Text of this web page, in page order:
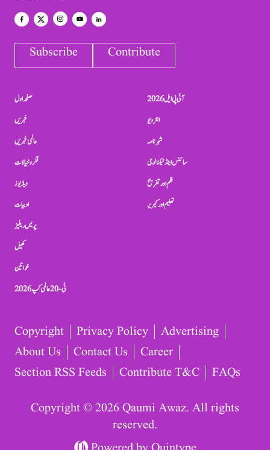
Subscribe Contribute
صفحہ اول
خبریں
عالمی خبریں
فکر و خیالات
ویڈیوز
ادبیات
پریس ریلیز
کھیل
خواتین
ٹی-20 عالمی کپ 2026
آئی پی ایل 2026
انٹرویو
شہرنامہ
سائنس اینڈ ٹیکنالوجی
فلم اور تفریح
تعلیم اور کیریر
Copyright Privacy Policy
Advertising
About Us
Contact Us
Career
Section RSS Feeds
Contribute T&C FAQs
Copyright © 2026 Qaumi Awaz. All rights
reserved.